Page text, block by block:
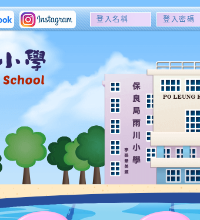
登
名
稱